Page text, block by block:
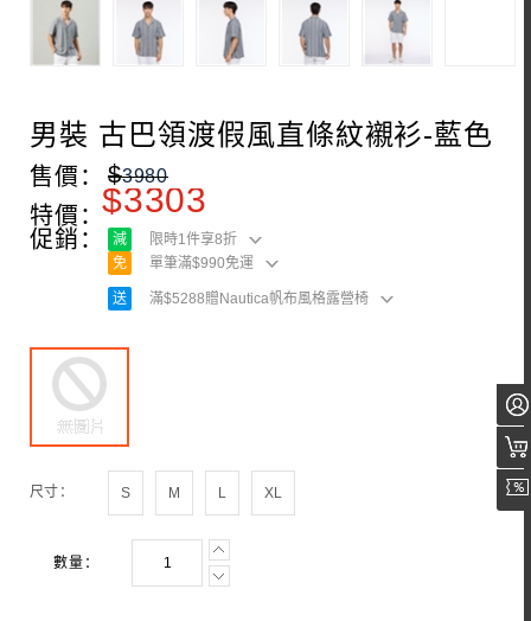
男裝 古巴領渡假風直條紋襯衫-藍色
售價： $3980
特價：$3303
促銷： 減
限時1件享8折
免
單筆滿$990免運
送 滿$5288贈Nautica帆布風格露營椅
尺寸：
數量：